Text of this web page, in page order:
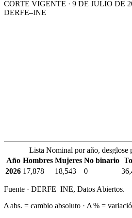
CORTE VIGENTE · 9 DE JULIO DE
DERFE–INE
Lista Nominal por año, desglose
Año Hombres Mujeres No binario
2026 17,878 18,543 0
Fuente · DERFE–INE, Datos Abiertos.
Δ abs. = cambio absoluto · Δ % =